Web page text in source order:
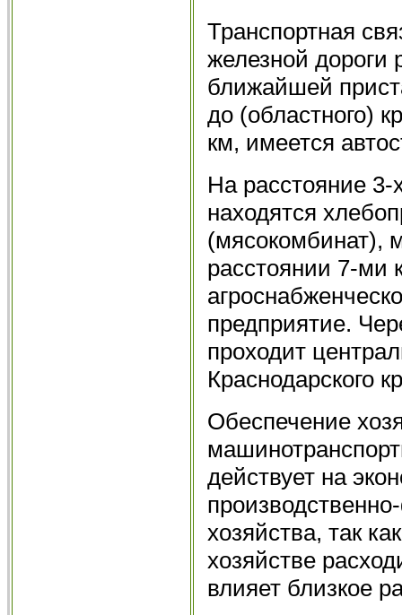
Транспортная
железной дороги
ближайшей
до (областного)
км, имеется
На расстояние 3-
находятся
(мясокомбинат),
расстоянии 7-ми
предприятие.
проходит
Краснодарского
Обеспечение
действует на
хозяйства, так
хозяйстве
влияет близкое